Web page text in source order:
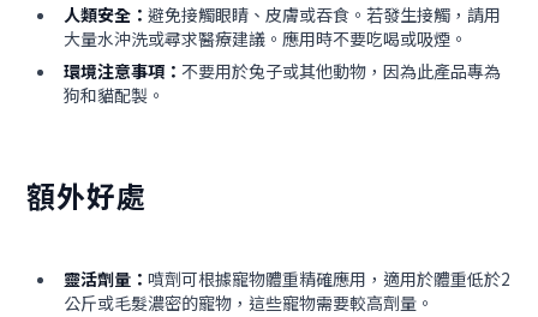
人類安全：避免接觸眼睛、皮膚或吞食。若發生接觸，請用
大量水沖洗或尋求醫療建議。應用時不要吃喝或吸煙。
環境注意事項：不要用於兔子或其他動物，因為此產品專為
狗和貓配製。
額外好處
靈活劑量：噴劑可根據寵物體重精確應用，適用於體重低於2
公斤或毛髮濃密的寵物，這些寵物需要較高劑量。